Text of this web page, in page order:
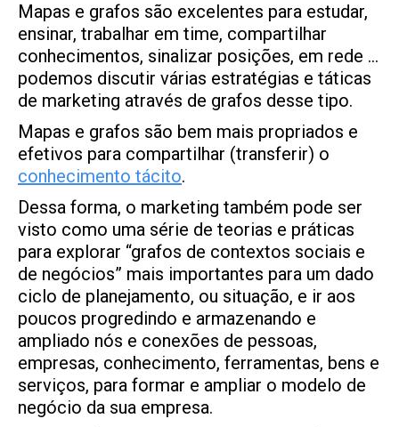
Mapas e grafos são excelentes para estudar,
ensinar, trabalhar em time, compartilhar
conhecimentos, sinalizar posições, em rede …
podemos discutir várias estratégias e táticas
de marketing através de grafos desse tipo.
Mapas e grafos são bem mais propriados e
efetivos para compartilhar (transferir) o
conhecimento tácito.
Dessa forma, o marketing também pode ser
visto como uma série de teorias e práticas
para explorar “grafos de contextos sociais e
de negócios” mais importantes para um dado
ciclo de planejamento, ou situação, e ir aos
poucos progredindo e armazenando e
ampliado nós e conexões de pessoas,
empresas, conhecimento, ferramentas, bens e
serviços, para formar e ampliar o modelo de
negócio da sua empresa.